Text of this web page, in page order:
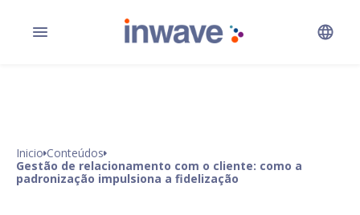
Inicio Conteúdos
Gestão de relacionamento com o cliente: como a
padronização impulsiona a fidelização